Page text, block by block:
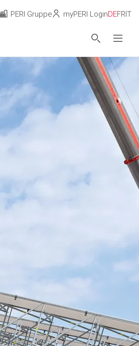
PERI Gruppe myPERI LoginDEFRIT